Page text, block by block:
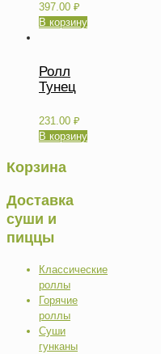
397.00 ₽
В корзину
Ролл
Тунец
231.00 ₽
В корзину
Корзина
Доставка
суши и
пиццы
Классические
роллы
Горячие
роллы
Суши
гунканы